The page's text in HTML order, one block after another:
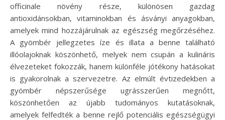
officinale növény része, különösen gazdag
antioxidánsokban, vitaminokban és ásványi anyagokban,
amelyek mind hozzájárulnak az egészség megőrzéséhez.
A gyömbér jellegzetes íze és illata a benne található
illóolajoknak köszönhető, melyek nem csupán a kulináris
élvezeteket fokozzák, hanem különféle jótékony hatásokat
is gyakorolnak a szervezetre. Az elmúlt évtizedekben a
gyömbér népszerűsége ugrásszerűen megnőtt,
köszönhetően az újabb tudományos kutatásoknak,
amelyek felfedték a benne rejlő potenciális egészségügyi